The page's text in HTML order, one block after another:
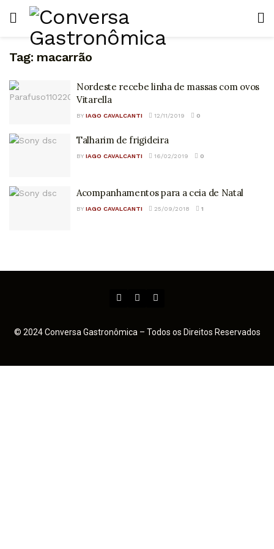
Tag: macarrão
Nordeste recebe linha de massas com ovos
Vitarella
BY IAGO CAVALCANTI 12/11/2019 0
Talharim de frigideira
BY IAGO CAVALCANTI 16/02/2019 0
Acompanhamentos para a ceia de Natal
BY IAGO CAVALCANTI 25/09/2018 1
© 2024 Conversa Gastronômica – Todos os Direitos Reservados